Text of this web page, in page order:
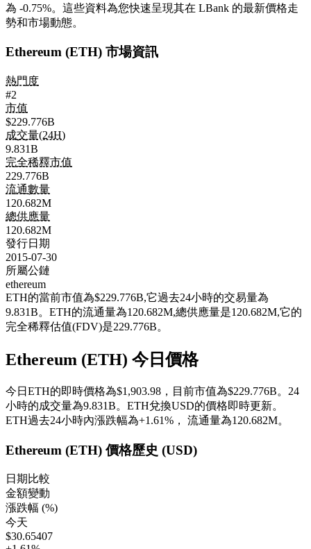
為 -0.75%。這些資料為您快速呈現其在 LBank 的最新價格走
勢和市場動態。
Ethereum (ETH) 市場資訊
熱門度
#2
市值
$229.776B
成交量(24H)
9.831B
完全稀釋市值
229.776B
流通數量
120.682M
總供應量
120.682M
發行日期
2015-07-30
所屬公鏈
ethereum
ETH的當前市值為$229.776B,它過去24小時的交易量為
9.831B。ETH的流通量為120.682M,總供應量是120.682M,它的
完全稀釋估值(FDV)是229.776B。
Ethereum (ETH) 今日價格
今日ETH的即時價格為$1,903.98，目前市值為$229.776B。24
小時的成交量為9.831B。ETH兌換USD的價格即時更新。
ETH過去24小時內漲跌幅為+1.61% ， 流通量為120.682M。
Ethereum (ETH) 價格歷史 (USD)
日期比較
金額變動
漲跌幅 (%)
今天
$30.65407